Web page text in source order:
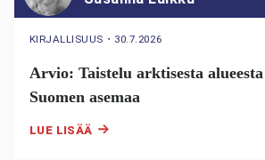
KIRJALLISUUS ・ 30.7.2026
Arvio: Taistelu arktisesta
Suomen asemaa
LUE LISÄÄ